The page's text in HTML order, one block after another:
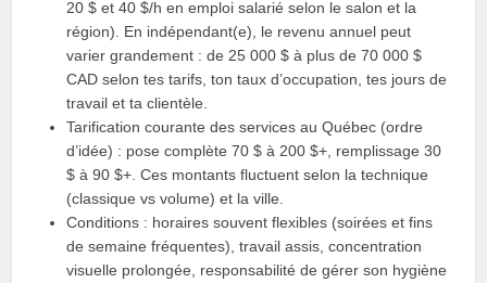
20 $ et 40 $/h en emploi salarié selon le salon et la
région). En indépendant(e), le revenu annuel peut
varier grandement : de 25 000 $ à plus de 70 000 $
CAD selon tes tarifs, ton taux d’occupation, tes jours de
travail et ta clientèle.
Tarification courante des services au Québec (ordre
d’idée) : pose complète 70 $ à 200 $+, remplissage 30
$ à 90 $+. Ces montants fluctuent selon la technique
(classique vs volume) et la ville.
Conditions : horaires souvent flexibles (soirées et fins
de semaine fréquentes), travail assis, concentration
visuelle prolongée, responsabilité de gérer son hygiène